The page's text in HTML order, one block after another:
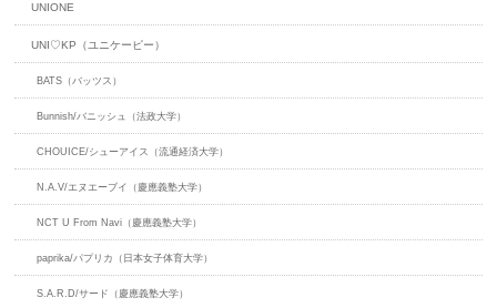
UNIONE
UNI♡KP（ユニケーピー）
BATS（バッツス）
Bunnish/バニッシュ（法政大学）
CHOUICE/シューアイス（流通経済大学）
N.A.V/エヌエーブイ（慶應義塾大学）
NCT U From Navi（慶應義塾大学）
paprika/パプリカ（日本女子体育大学）
S.A.R.D/サード（慶應義塾大学）